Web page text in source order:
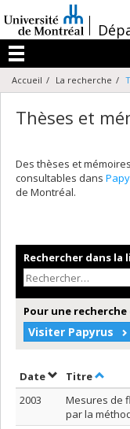
au
contenu
/
Menu
Accueil La recherche
Thèses et
Des thèses et
consultables dans
de Montréal.
Rechercher dans la
Pour une
Visiter Papyrus
DateTrier par date
TitreTrier
2003
Mesures de
par la